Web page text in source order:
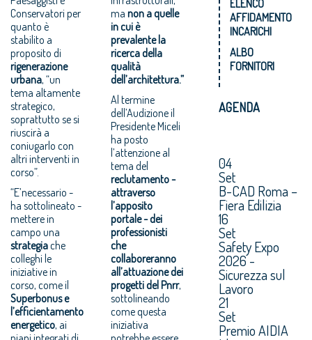
Conservatori per
quanto è
stabilito a
proposito di
rigenerazione
urbana, “un
tema altamente
strategico,
soprattutto se si
riuscirà a
coniugarlo con
altri interventi in
corso”.
“E’necessario -
ha sottolineato -
mettere in
campo una
strategiache
colleghi le
iniziative in
corso, come il
Superbonus e
l’efficientamento
energetico, ai
manon a quelle
in cui è
prevalente la
ricerca della
qualità
dell’architettura.”
Al termine
dell’Audizione il
Presidente Miceli
ha posto
l’attenzione al
tema del
reclutamento -
attraverso
l’apposito
portale - dei
professionisti
che
collaboreranno
all’attuazione dei
progetti del Pnrr,
sottolineando
come questa
iniziativa
ELENCO
AFFIDAMENTO
INCARICHI
ALBO
FORNITORI
AGENDA
04
Set
B-CAD Roma –
Fiera Edilizia
16
Set
Safety Expo
2026 -
Sicurezza sul
Lavoro
21
Set
Premio AIDIA